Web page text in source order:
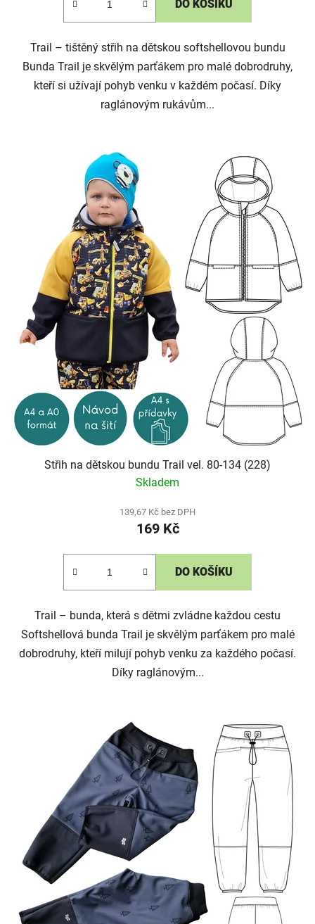
DO KOŠÍKU
Trail – tištěný střih na dětskou softshellovou bundu
Bunda Trail je skvělým parťákem pro malé dobrodruhy,
kteří si užívají pohyb venku v každém počasí. Díky
raglánovým rukávům...
Střih na dětskou bundu Trail vel. 80-134 (228)
Skladem
139,67 Kč bez DPH
169 Kč
DO KOŠÍKU
Trail – bunda, která s dětmi zvládne každou cestu
Softshellová bunda Trail je skvělým parťákem pro malé
dobrodruhy, kteří milují pohyb venku za každého počasí.
Díky raglánovým...